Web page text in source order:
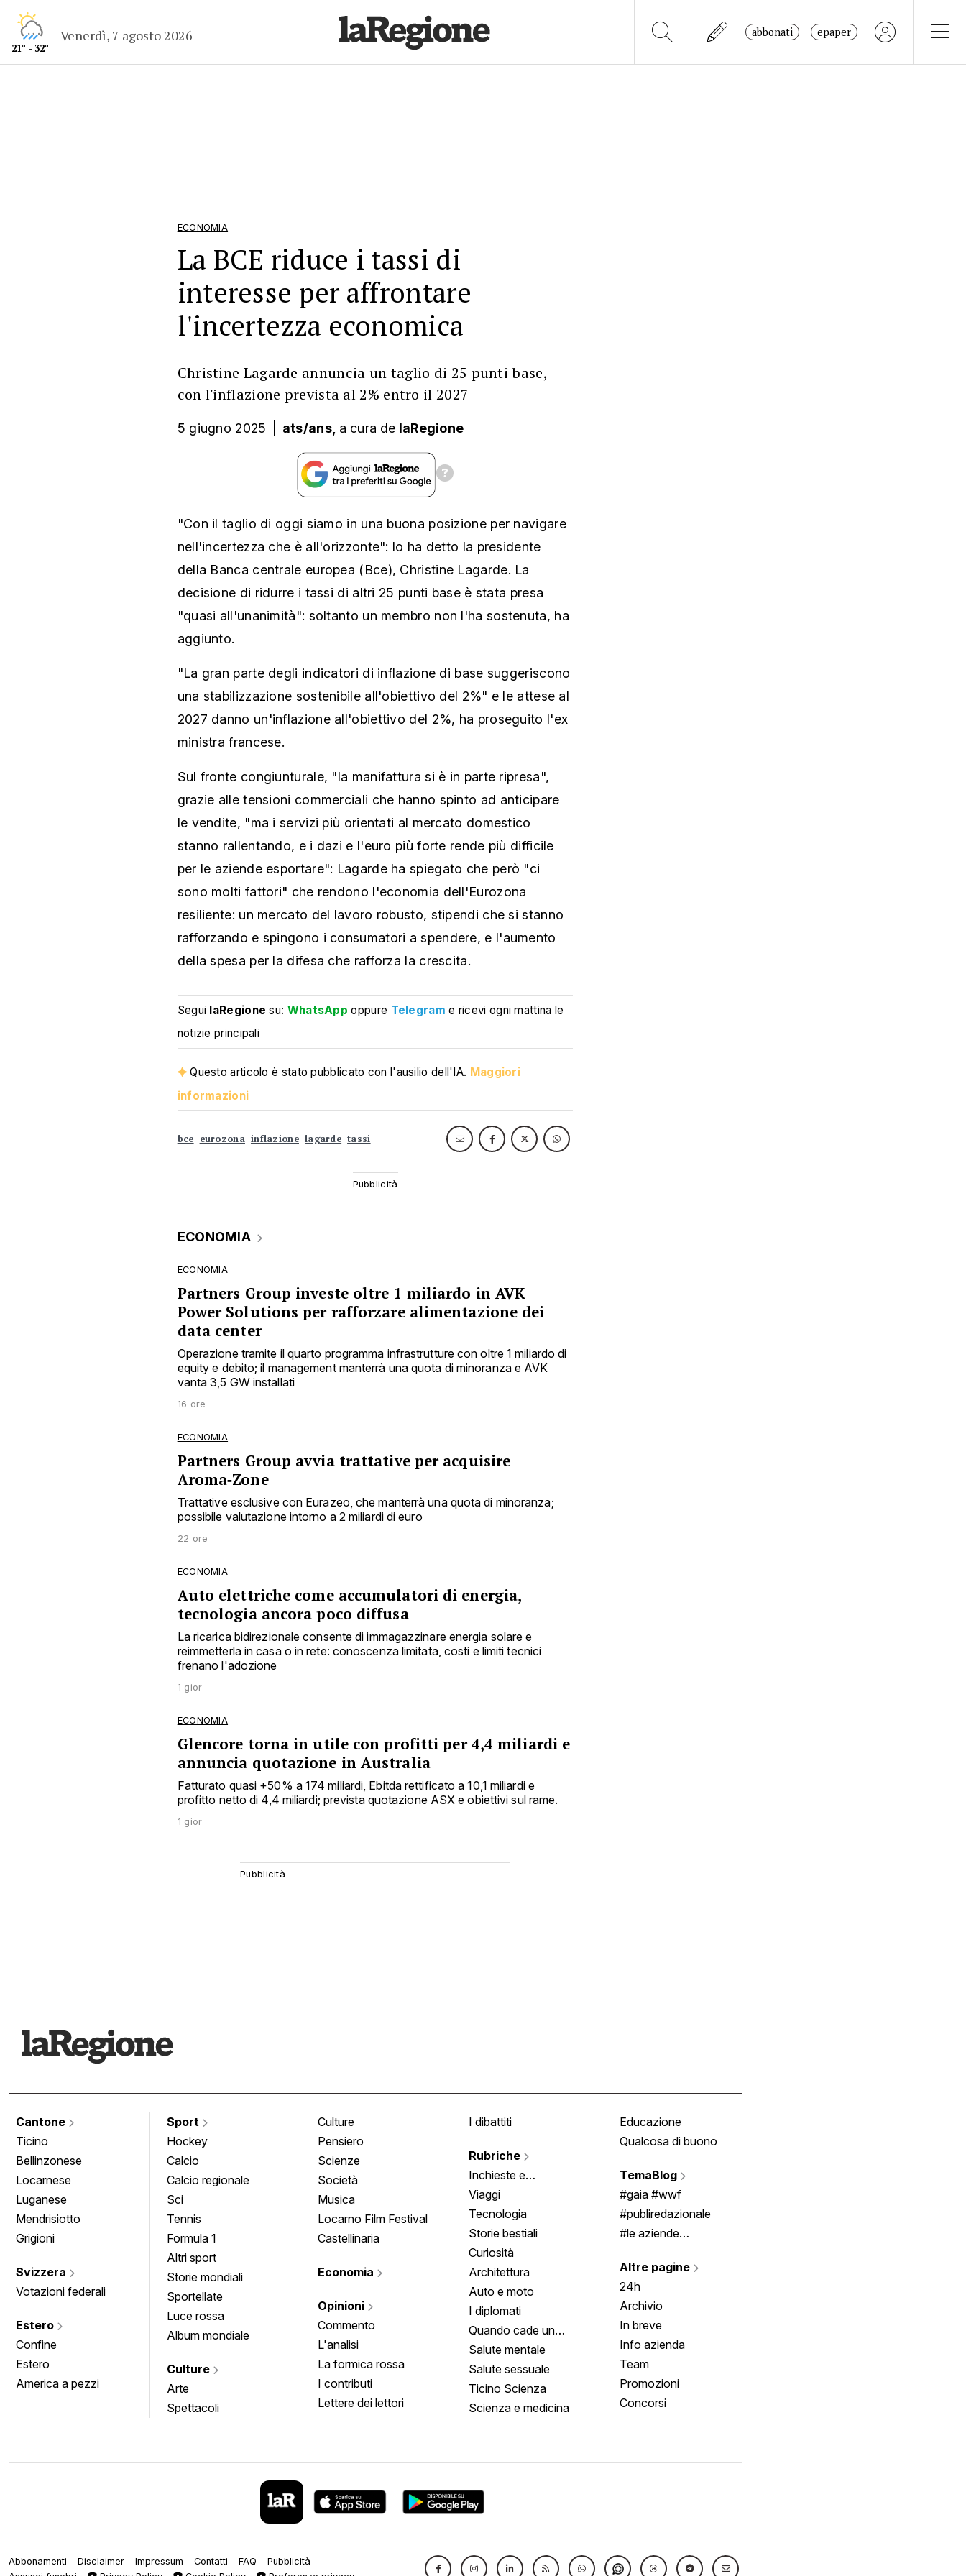
21° - 32°
Venerdì, 7 agosto 2026 abbonati epaper
ECONOMIA
La BCE riduce i tassi di
interesse per affrontare
l'incertezza economica
Christine Lagarde annuncia un taglio di 25 punti base,
con l'inflazione prevista al 2% entro il 2027
5 giugno 2025 | ats/ans, a cura de laRegione
"Con il taglio di oggi siamo in una buona posizione per navigare
nell'incertezza che è all'orizzonte": lo ha detto la presidente
della Banca centrale europea (Bce), Christine Lagarde. La
decisione di ridurre i tassi di altri 25 punti base è stata presa
"quasi all'unanimità": soltanto un membro non l'ha sostenuta, ha
aggiunto.
"La gran parte degli indicatori di inflazione di base suggeriscono
una stabilizzazione sostenibile all'obiettivo del 2%" e le attese al
2027 danno un'inflazione all'obiettivo del 2%, ha proseguito l'ex
ministra francese.
Sul fronte congiunturale, "la manifattura si è in parte ripresa",
grazie alle tensioni commerciali che hanno spinto ad anticipare
le vendite, "ma i servizi più orientati al mercato domestico
stanno rallentando, e i dazi e l'euro più forte rende più difficile
per le aziende esportare": Lagarde ha spiegato che però "ci
sono molti fattori" che rendono l'economia dell'Eurozona
resiliente: un mercato del lavoro robusto, stipendi che si stanno
rafforzando e spingono i consumatori a spendere, e l'aumento
della spesa per la difesa che rafforza la crescita.
Segui laRegione su: WhatsApp oppure Telegram e ricevi ogni mattina le
notizie principali
Questo articolo è stato pubblicato con l'ausilio dell'IA. Maggiori
informazioni
bce eurozona inflazione lagarde tassi
ECONOMIA
ECONOMIA
Partners Group investe oltre 1 miliardo in AVK
Power Solutions per rafforzare alimentazione dei
data center
Operazione tramite il quarto programma infrastrutture con oltre 1 miliardo di
equity e debito; il management manterrà una quota di minoranza e AVK
vanta 3,5 GW installati
16 ore
ECONOMIA
Partners Group avvia trattative per acquisire
Aroma‑Zone
Trattative esclusive con Eurazeo, che manterrà una quota di minoranza;
possibile valutazione intorno a 2 miliardi di euro
22 ore
ECONOMIA
Auto elettriche come accumulatori di energia,
tecnologia ancora poco diffusa
La ricarica bidirezionale consente di immagazzinare energia solare e
reimmetterla in casa o in rete: conoscenza limitata, costi e limiti tecnici
frenano l'adozione
1 gior
ECONOMIA
Glencore torna in utile con profitti per 4,4 miliardi e
annuncia quotazione in Australia
Fatturato quasi +50% a 174 miliardi, Ebitda rettificato a 10,1 miliardi e
profitto netto di 4,4 miliardi; prevista quotazione ASX e obiettivi sul rame.
1 gior
Cantone
Ticino
Bellinzonese
Locarnese
Luganese
Mendrisiotto
Grigioni
Svizzera
Votazioni federali
Estero
Confine
Estero
America a pezzi
Sport
Hockey
Calcio
Calcio regionale
Sci
Tennis
Formula 1
Altri sport
Storie mondiali
Sportellate
Luce rossa
Album mondiale
Culture
Arte
Spettacoli
Culture
Pensiero
Scienze
Società
Musica
Locarno Film Festival
Castellinaria
Economia
Opinioni
Commento
L'analisi
La formica rossa
I contributi
Lettere dei lettori
I dibattiti
Rubriche
Inchieste e
approfondimenti
Viaggi
Tecnologia
Storie bestiali
Curiosità
Architettura
Auto e moto
I diplomati
Quando cade un
quadro
Salute mentale
Salute sessuale
Ticino Scienza
Scienza e medicina
Educazione
Qualcosa di buono
TemaBlog
#gaia #wwf
#publiredazionale
#le aziende
Altre pagine
24h
Archivio
In breve
Info azienda
Team
Promozioni
Concorsi
Abbonamenti Disclaimer Impressum Contatti FAQ
Pubblicità
Annunci funebri
Privacy Policy Cookie Policy Preferenze privacy